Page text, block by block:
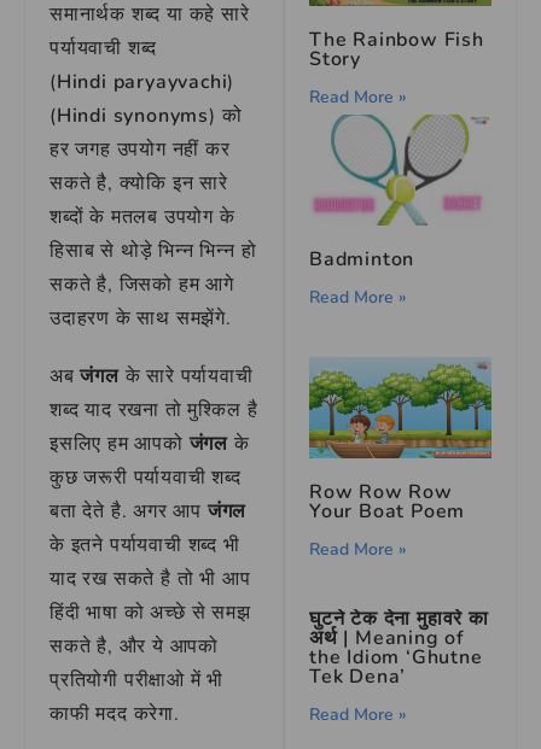
समानार्थक शब्द या कहे सारे
पर्यायवाची शब्द
(Hindi paryayvachi)
(Hindi synonyms) को
हर जगह उपयोग नहीं कर
सकते है, क्योकि इन सारे
शब्दों के मतलब उपयोग के
हिसाब से थोड़े भिन्न भिन्न हो
सकते है, जिसको हम आगे
उदाहरण के साथ समझेंगे.
अबजंगलके सारे पर्यायवाची
शब्द याद रखना तो मुश्किल है
इसलिए हम आपको जंगल के
कुछ जरूरी पर्यायवाची शब्द
बता देते है. अगर आप जंगल
के इतने पर्यायवाची शब्द भी
याद रख सकते है तो भी आप
हिंदी भाषा को अच्छे से समझ
सकते है, और ये आपको
प्रतियोगी परीक्षाओ में भी
काफी मदद करेगा.
The Rainbow Fish
Story
Read More »
Badminton
Read More »
Row Row Row
Your Boat Poem
Read More »
घुटने टेक देना मुहावरे का
अर्थ | Meaning of
the Idiom ‘Ghutne
Tek Dena’
Read More »